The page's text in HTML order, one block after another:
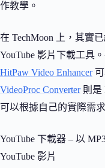
作教學。
在 TechMoon 上，其實
YouTube 影片下載工具
HitPaw Video Enhancer可
VideoProc Converter則是
可以根據自己的實際需
YouTube 下載器 – 以
YouTube 影片